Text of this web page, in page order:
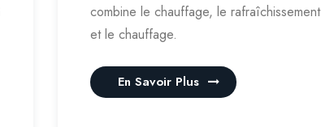
combine le chauffage, le rafraîchissement
et le chauffage.
En Savoir Plus